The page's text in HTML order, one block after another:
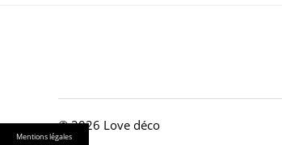
Mentions légales
© 2026 Love déco